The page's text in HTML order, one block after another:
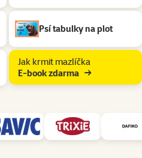
Psí tabulky na plot
Jak krmit mazlíčka
E-book zdarma